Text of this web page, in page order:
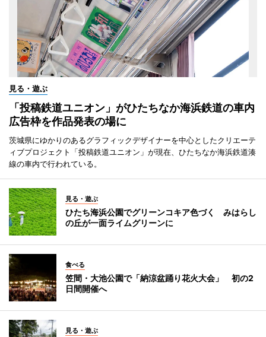
見る・遊ぶ
「投稿鉄道ユニオン」がひたちなか海浜鉄道の車内
広告枠を作品発表の場に
茨城県にゆかりのあるグラフィックデザイナーを中心としたクリエーテ
ィブプロジェクト「投稿鉄道ユニオン」が現在、ひたちなか海浜鉄道湊
線の車内で行われている。
見る・遊ぶ
ひたち海浜公園でグリーンコキア色づく みはらし
の丘が一面ライムグリーンに
食べる
笠間・大池公園で「納涼盆踊り花火大会」 初の2
日間開催へ
見る・遊ぶ